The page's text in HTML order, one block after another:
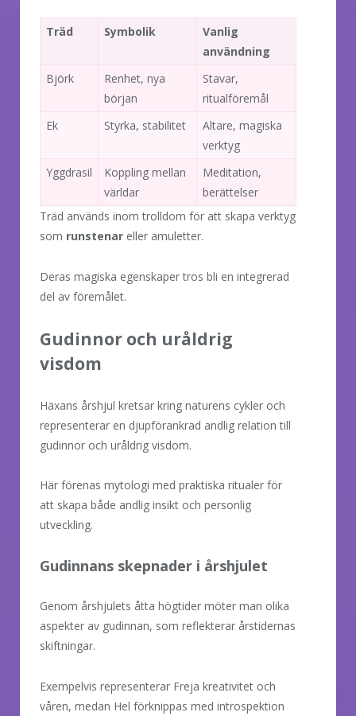
Träd Symbolik
Vanlig
användning
Björk
Renhet, nya
början
Stavar,
ritualföremål
Ek
Styrka, stabilitet
Altare, magiska
verktyg
Yggdrasil
Koppling mellan
världar
Meditation,
berättelser
Träd används inom trolldom för att skapa verktyg
som runstenar eller amuletter.
Deras magiska egenskaper tros bli en integrerad
del av föremålet.
Gudinnor och uråldrig
visdom
Häxans årshjul kretsar kring naturens cykler och
representerar en djupförankrad andlig relation till
gudinnor och uråldrig visdom.
Här förenas mytologi med praktiska ritualer för
att skapa både andlig insikt och personlig
utveckling.
Gudinnans skepnader i årshjulet
Genom årshjulets åtta högtider möter man olika
aspekter av gudinnan, som reflekterar årstidernas
skiftningar.
Exempelvis representerar Freja kreativitet och
våren, medan Hel förknippas med introspektion